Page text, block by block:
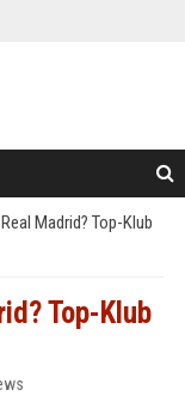
Madrid? Top-Klub
Top-Klub